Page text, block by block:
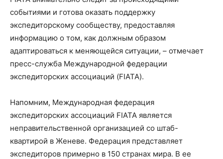
событиями и готова оказать поддержку
экспедиторскому сообществу, предоставляя
информацию о том, как должным образом
адаптироваться к меняющейся ситуации, – отмечает
пресс-служба Международной федерации
экспедиторских ассоциаций (FIATA).
Напомним, Международная федерация
экспедиторских ассоциаций FIATA является
неправительственной организацией со штаб-
квартирой в Женеве. Федерация представляет
экспедиторов примерно в 150 странах мира. В ее